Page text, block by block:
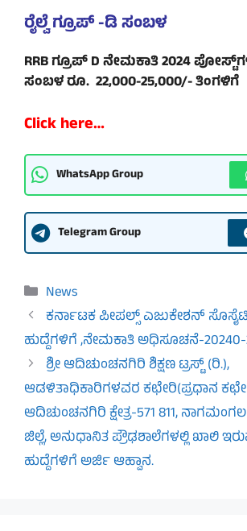
ರೈಲ್ವೆ ಗ್ರೂಪ್ -ಡಿ ಸಂಬಳ
RRB ಗ್ರೂಪ್ D ನೇಮಕಾತಿ 2024
ಸಂಬಳ ರೂ. 22,000-25,000/- ತಿಂಗಳಿಗೆ
Click here…
WhatsApp Group
Telegram Group
Categories
News
ಕರ್ನಾಟಕ ಪೀಪಲ್ಸ್ ಎಜುಕೇಶನ್
ಹುದ್ದೆಗಳಿಗೆ ,ನೇಮಕಾತಿ ಅಧಿಸೂಚನೆ-20240-
ಶ್ರೀ ಆದಿಚುಂಚನಗಿರಿ ಶಿಕ್ಷಣ ಟ್ರಸ್ಟ್ (ರಿ.),
ಆಡಳಿತಾಧಿಕಾರಿಗಳವರ ಕಛೇರಿ(ಪ್ರಧಾನ
ಆದಿಚುಂಚನಗಿರಿ ಕ್ಷೇತ್ರ-571 811,
ಜಿಲ್ಲೆ, ಅನುಧಾನಿತ ಪ್ರೌಢಶಾಲೆಗಳಲ್ಲಿ ಖಾಲಿ
ಹುದ್ದೆಗಳಿಗೆ ಅರ್ಜಿ ಆಹ್ವಾನ.